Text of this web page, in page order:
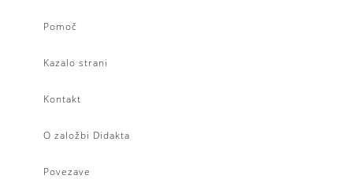
Pomoč
Kazalo strani
Kontakt
O založbi Didakta
Povezave